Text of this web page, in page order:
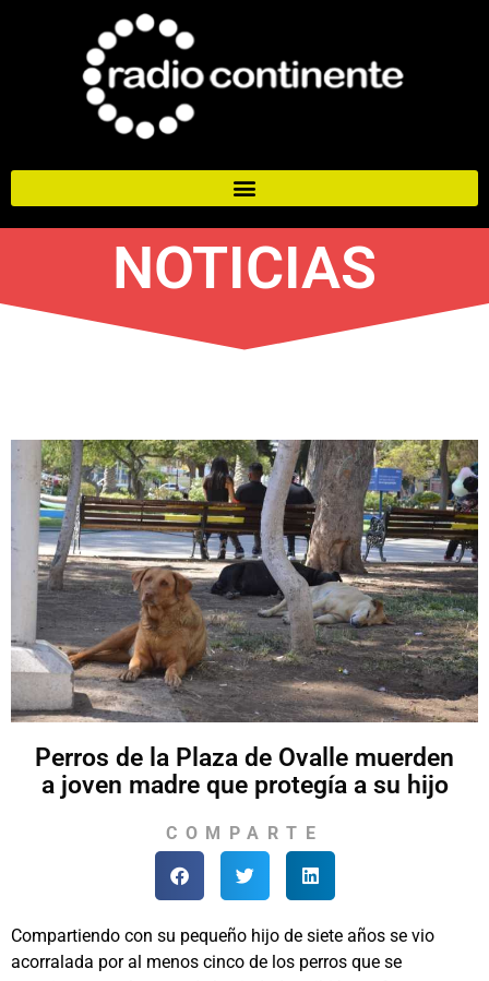
NOTICIAS
Perros de la Plaza de Ovalle muerden
a joven madre que protegía a su hijo
COMPARTE
Compartiendo con su pequeño hijo de siete años se vio
acorralada por al menos cinco de los perros que se